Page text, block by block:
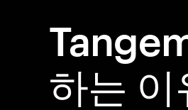
하는 이